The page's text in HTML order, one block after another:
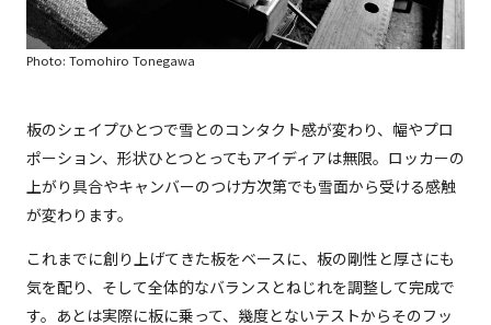
Photo: Tomohiro Tonegawa
板のシェイプひとつで雪とのコンタクト感が変わり、幅やプロ
ポーション、形状ひとつとってもアイディアは無限。ロッカーの
上がり具合やキャンバーのつけ方次第でも雪面から受ける感触
が変わります。
これまでに創り上げてきた板をベースに、板の剛性と厚さにも
気を配り、そして全体的なバランスとねじれを調整して完成で
す。あとは実際に板に乗って、幾度とないテストからそのフッ